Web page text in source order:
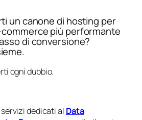
un canone di hosting per
più performante
di conversione?
ogni dubbio.
dedicati al Data